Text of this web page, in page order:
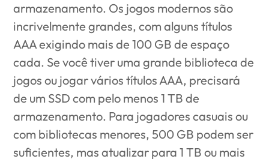
armazenamento. Os jogos modernos são
incrivelmente grandes, com alguns títulos
AAA exigindo mais de 100 GB de espaço
cada. Se você tiver uma grande biblioteca de
jogos ou jogar vários títulos AAA, precisará
de um SSD com pelo menos 1 TB de
armazenamento. Para jogadores casuais ou
com bibliotecas menores, 500 GB podem ser
suficientes, mas atualizar para 1 TB ou mais